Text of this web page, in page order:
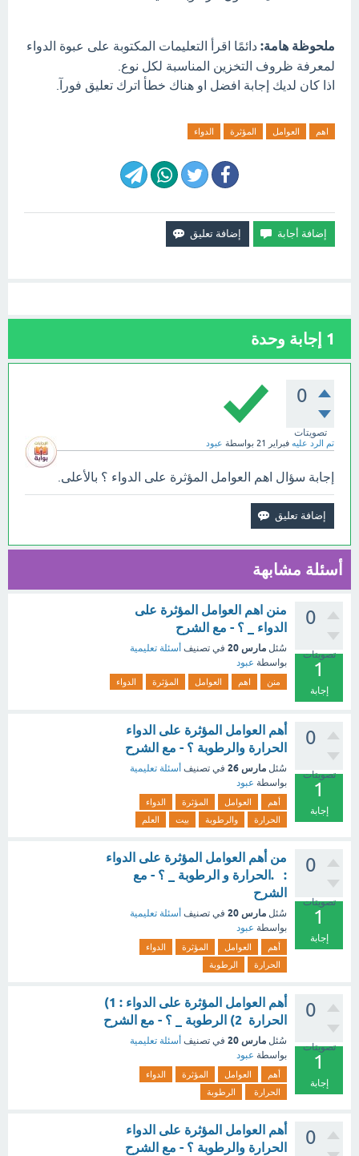
ملحوظة هامة: دائمًا اقرأ التعليمات المكتوبة على عبوة الدواء
لمعرفة ظروف التخزين المناسبة لكل نوع.
اذا كان لديك إجابة افضل او هناك خطأ اترك تعليق فورآ.
اهم العوامل المؤثرة الدواء
1 إجابة وحدة
0
تصويتات
تم الرد عليه فبراير 21 بواسطة عبود
إجابة سؤال اهم العوامل المؤثرة على الدواء ؟ بالأعلى.
أسئلة مشابهة
0
تصويتات
1
إجابة
منن اهم العوامل المؤثرة على
الدواء _ ؟ - مع الشرح
سُئل مارس 20 في تصنيف أسئلة تعليمية
بواسطة عبود
منن اهم العوامل المؤثرة الدواء
0
تصويتات
1
إجابة
أهم العوامل المؤثرة على الدواء
الحرارة والرطوبة ؟ - مع الشرح
سُئل مارس 26 في تصنيف أسئلة تعليمية
بواسطة عبود
أهم العوامل المؤثرة
الدواء
الحرارة
والرطوبة بيت العلم
0
تصويتات
1
إجابة
من أهم العوامل المؤثرة على الدواء
: .الحرارة و الرطوبة _ ؟ - مع
الشرح
سُئل مارس 20 في تصنيف أسئلة تعليمية
بواسطة عبود
أهم العوامل المؤثرة
الدواء
الحرارة
الرطوبة
0
تصويتات
1
إجابة
أهم العوامل المؤثرة على الدواء : 1)
الحرارة 2) الرطوبة _ ؟ - مع الشرح
سُئل مارس 20 في تصنيف أسئلة تعليمية
بواسطة عبود
أهم العوامل المؤثرة
الدواء
الحرارة
الرطوبة
0
أهم العوامل المؤثرة على الدواء
الحرارة والرطوبة ؟ - مع الشرح